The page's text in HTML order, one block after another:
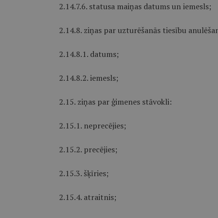
2.14.7.6. statusa maiņas datums un iemesls;
2.14.8. ziņas par uzturēšanās tiesību
2.14.8.1. datums;
2.14.8.2. iemesls;
2.15. ziņas par ģimenes stāvokli:
2.15.1. neprecējies;
2.15.2. precējies;
2.15.3. šķīries;
2.15.4. atraitnis;